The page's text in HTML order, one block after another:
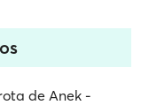
de Anek -